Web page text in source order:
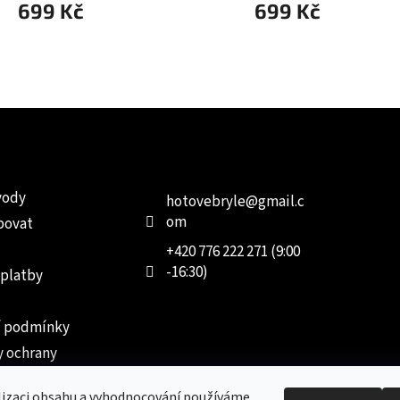
699 Kč 699 Kč
podmínky
ochrany
hotovebryle@gmail.c
om
+420 776 222 271 (9:00
-16:30)